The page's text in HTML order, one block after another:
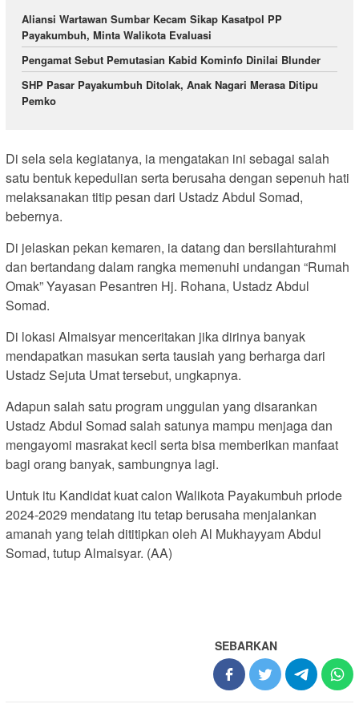
Aliansi Wartawan Sumbar Kecam Sikap Kasatpol PP
Payakumbuh, Minta Walikota Evaluasi
Pengamat Sebut Pemutasian Kabid Kominfo Dinilai Blunder
SHP Pasar Payakumbuh Ditolak, Anak Nagari Merasa Ditipu
Pemko
Di sela sela kegiatanya, ia mengatakan ini sebagai salah
satu bentuk kepedulian serta berusaha dengan sepenuh hati
melaksanakan titip pesan dari Ustadz Abdul Somad,
bebernya.
Di jelaskan pekan kemaren, ia datang dan bersilahturahmi
dan bertandang dalam rangka memenuhi undangan “Rumah
Omak” Yayasan Pesantren Hj. Rohana, Ustadz Abdul
Somad.
Di lokasi Almaisyar menceritakan jika dirinya banyak
mendapatkan masukan serta tausiah yang berharga dari
Ustadz Sejuta Umat tersebut, ungkapnya.
Adapun salah satu program unggulan yang disarankan
Ustadz Abdul Somad salah satunya mampu menjaga dan
mengayomi masrakat kecil serta bisa memberikan manfaat
bagi orang banyak, sambungnya lagi.
Untuk itu Kandidat kuat calon Walikota Payakumbuh priode
2024-2029 mendatang itu tetap berusaha menjalankan
amanah yang telah dititipkan oleh Al Mukhayyam Abdul
Somad, tutup Almaisyar. (AA)
SEBARKAN